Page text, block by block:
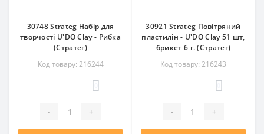
30748 Strateg Набір для
творчості U'DO Clay - Рибка
(Стратег)
Код товару: 216244
- +
30921 Strateg Повітряний
пластилін - U'DO Clay 51 шт,
брикет 6 г. (Стратег)
Код товару: 216243
- +